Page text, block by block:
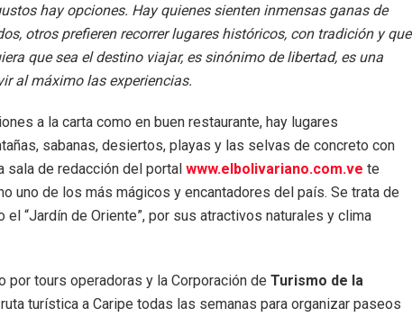
hay opciones. Hay quienes sienten inmensas ganas de
otros prefieren recorrer lugares históricos, con tradición y que
que sea el destino viajar, es sinónimo de libertad, es una
al máximo las experiencias.
a la carta como en buen restaurante, hay lugares
sabanas, desiertos, playas y las selvas de concreto con
sala de redacción del portal www.elbolivariano.com.ve te
uno de los más mágicos y encantadores del país. Se trata de
“Jardín de Oriente”, por sus atractivos naturales y clima
tours operadoras y la Corporación de Turismo de la
turística a Caripe todas las semanas para organizar paseos